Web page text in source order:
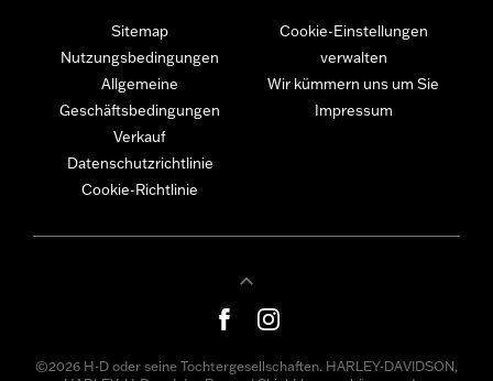
Sitemap
Nutzungsbedingungen
Allgemeine
Geschäftsbedingungen
Verkauf
Datenschutzrichtlinie
Cookie-Richtlinie
Cookie-Einstellungen
verwalten
Wir kümmern uns um Sie
Impressum
©2026 H-D oder seine Tochtergesellschaften. HARLEY-DAVIDSON,